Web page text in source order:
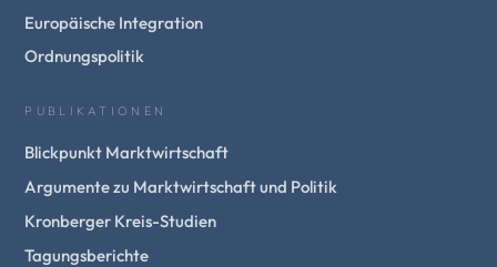
Europäische Integration
Ordnungspolitik
PUBLIKATIONEN
Blickpunkt Marktwirtschaft
Argumente zu Marktwirtschaft und Politik
Kronberger Kreis-Studien
Tagungsberichte